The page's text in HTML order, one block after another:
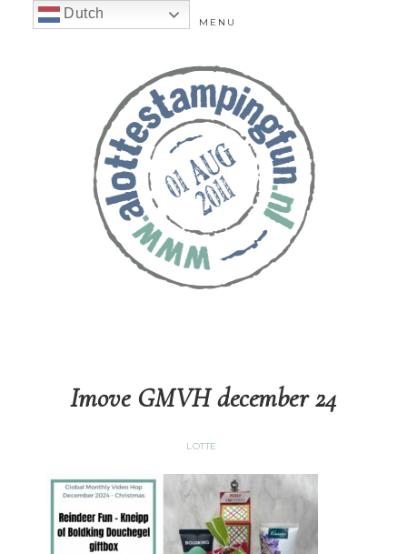
MENU
Imove GMVH december 24
LOTTE
Dutch